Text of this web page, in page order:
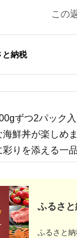
この
と納税
ずつ2パック
鮮丼が楽しめ
りを添える一
ふるさ
ふるさと